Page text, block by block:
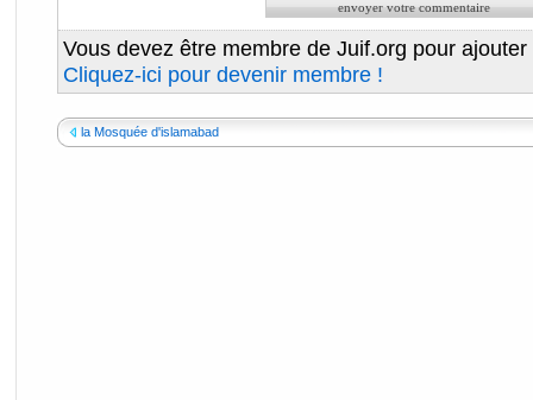
Vous devez être membre de Juif.org pour
Cliquez-ici pour devenir membre !
la Mosquée d'islamabad